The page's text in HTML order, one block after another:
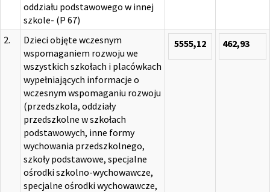
oddziału podstawowego w innej
szkole- (P 67)
2.
Dzieci objęte wczesnym
wspomaganiem rozwoju we
wszystkich szkołach i placówkach
wypełniających informacje o
wczesnym wspomaganiu rozwoju
(przedszkola, oddziały
przedszkolne w szkołach
podstawowych, inne formy
wychowania przedszkolnego,
szkoły podstawowe, specjalne
ośrodki szkolno-wychowawcze,
specjalne ośrodki wychowawcze,
5555,12 462,93